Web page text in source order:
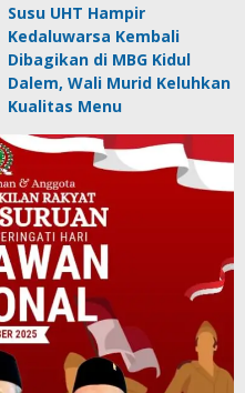
Susu UHT Hampir
Kedaluwarsa Kembali
Dibagikan di MBG Kidul
Dalem, Wali Murid Keluhkan
Kualitas Menu